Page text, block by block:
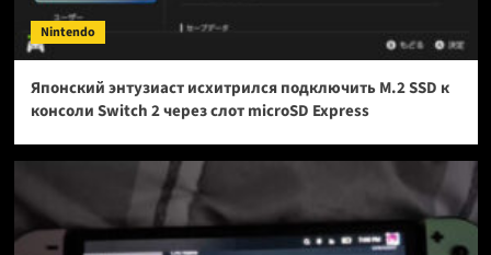
Nintendo
Японский энтузиаст исхитрился подключить M.2 SSD к
консоли Switch 2 через слот microSD Express